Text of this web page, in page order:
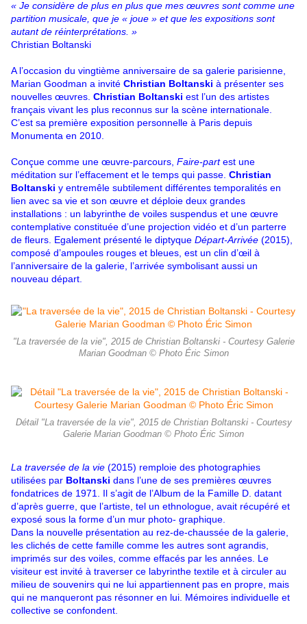
« Je considère de plus en plus que mes œuvres sont comme une
partition musicale, que je « joue » et que les expositions sont
autant de réinterprétations. »
Christian Boltanski
A l’occasion du vingtième anniversaire de sa galerie parisienne,
Marian Goodman a invité Christian Boltanski à présenter ses
nouvelles œuvres. Christian Boltanski est l’un des artistes
français vivant les plus reconnus sur la scène internationale.
C’est sa première exposition personnelle à Paris depuis
Monumenta en 2010.
Conçue comme une œuvre-parcours, Faire-partest une
méditation sur l’effacement et le temps qui passe. Christian
Boltanski y entremêle subtilement différentes temporalités en
lien avec sa vie et son œuvre et déploie deux grandes
installations : un labyrinthe de voiles suspendus et une œuvre
contemplative constituée d’une projection vidéo et d’un parterre
de fleurs. Egalement présenté le diptyque Départ-Arrivée (2015),
composé d’ampoules rouges et bleues, est un clin d’œil à
l’anniversaire de la galerie, l’arrivée symbolisant aussi un
nouveau départ.
"La traversée de la vie", 2015 de Christian Boltanski - Courtesy Galerie
Marian Goodman © Photo Éric Simon
Détail "La traversée de la vie", 2015 de Christian Boltanski - Courtesy
Galerie Marian Goodman © Photo Éric Simon
La traversée de la vie (2015) remploie des photographies
utilisées par Boltanski dans l’une de ses premières œuvres
fondatrices de 1971. Il s’agit de l’Album de la Famille D. datant
d’après guerre, que l’artiste, tel un ethnologue, avait récupéré et
exposé sous la forme d’un mur photo- graphique.
Dans la nouvelle présentation au rez-de-chaussée de la galerie,
les clichés de cette famille comme les autres sont agrandis,
imprimés sur des voiles, comme effacés par les années. Le
visiteur est invité à traverser ce labyrinthe textile et à circuler au
milieu de souvenirs qui ne lui appartiennent pas en propre, mais
qui ne manqueront pas résonner en lui. Mémoires individuelle et
collective se confondent.